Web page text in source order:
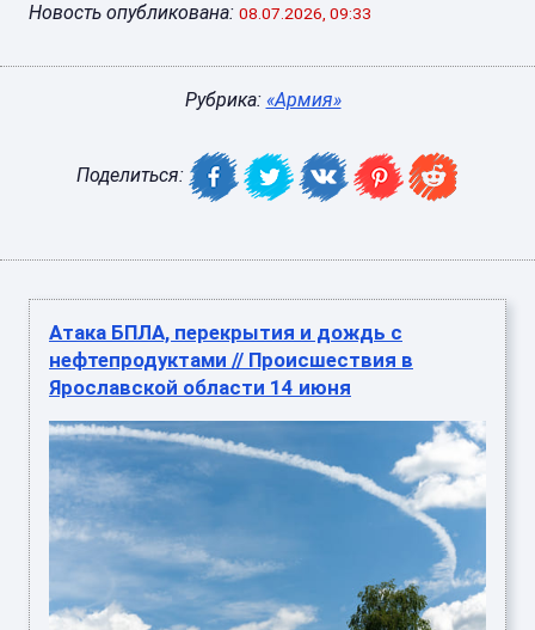
Новость опубликована: 08.07.2026, 09:33
Рубрика: «Армия»
Поделиться:
Атака БПЛА, перекрытия и дождь с
нефтепродуктами // Происшествия в
Ярославской области 14 июня